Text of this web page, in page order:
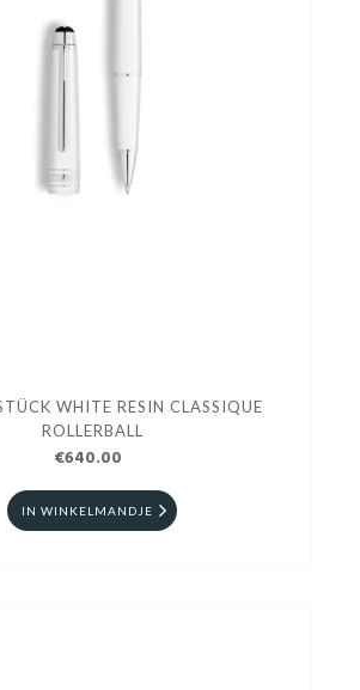
WHITE RESIN CLASSIQUE
ROLLERBALL
€640.00
IN WINKELMANDJE